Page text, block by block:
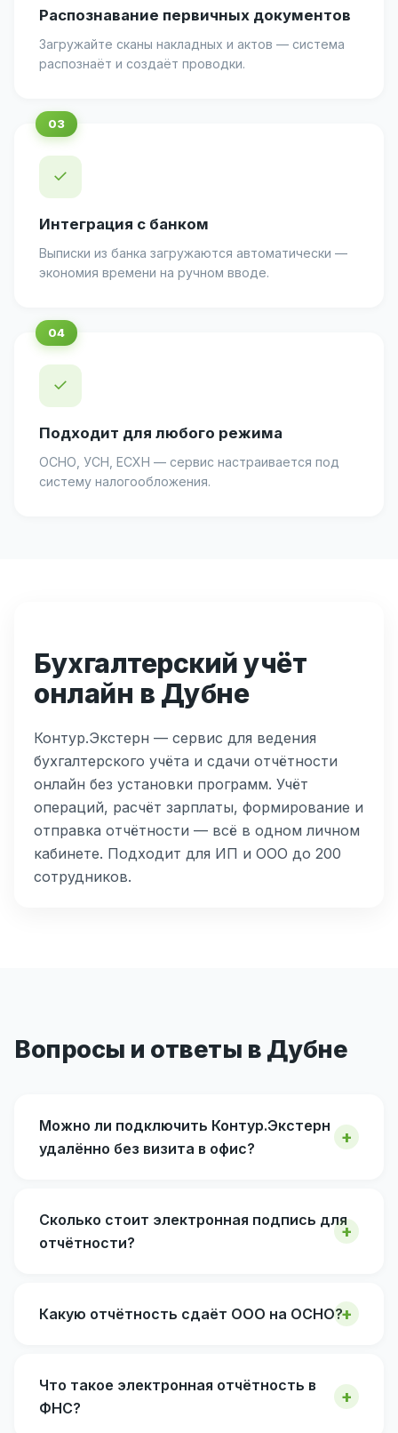
Распознавание первичных документов
Загружайте сканы накладных и актов — система
распознаёт и создаёт проводки.
✓
Интеграция с банком
Выписки из банка загружаются автоматически —
экономия времени на ручном вводе.
✓
Подходит для любого режима
ОСНО, УСН, ЕСХН — сервис настраивается под
систему налогообложения.
Бухгалтерский учёт
онлайн в Дубне
Контур.Экстерн — сервис для ведения
бухгалтерского учёта и сдачи отчётности
онлайн без установки программ. Учёт
операций, расчёт зарплаты, формирование и
отправка отчётности — всё в одном личном
кабинете. Подходит для ИП и ООО до 200
сотрудников.
Вопросы и ответы в Дубне
Можно ли подключить Контур.Экстерн
удалённо без визита в офис?
Сколько стоит электронная подпись для
отчётности?
Какую отчётность сдаёт ООО на ОСНО?
Что такое электронная отчётность в
ФНС?